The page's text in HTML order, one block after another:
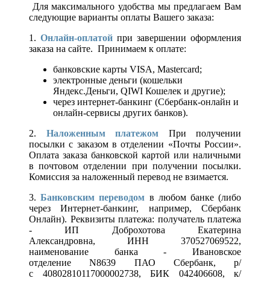
Для максимального удобства мы предлагаем Вам
следующие варианты оплаты Вашего заказа:
1. Онлайн-оплатой при завершении оформления
заказа на сайте. Принимаем к оплате:
банковские карты VISA, Mastercard;
электронные деньги (кошельки
Яндекс.Деньги, QIWI Кошелек и другие);
через интернет-банкинг (Сбербанк-онлайн и
онлайн-сервисы других банков).
2. Наложенным платежом При получении
посылки с заказом в отделении «Почты России».
Оплата заказа банковской картой или наличными
в почтовом отделении при получении посылки.
Комиссия за наложенный перевод не взимается.
3.Банковским переводом в любом банке (либо
через Интернет-банкинг, например, Сбербанк
Онлайн). Реквизиты платежа: получатель платежа
- ИП Доброхотова Екатерина
Александровна, ИНН 370527069522,
наименование банка - Ивановское
отделение N8639 ПАО Сбербанк, р/
с 40802810117000002738, БИК 042406608, к/